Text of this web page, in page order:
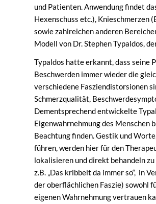
und Patienten. Anwendung findet
Hexenschuss etc.), Knieschmerzen
sowie zahlreichen anderen
Modell von Dr. Stephen Typaldos,
Typaldos hatte erkannt, dass seine
Beschwerden immer wieder die
verschiedene Fasziendistorsionen
Schmerzqualität,
Dementsprechend entwickelte
Eigenwahrnehmung des Menschen
Beachtung finden. Gestik und
führen, werden hier für den
lokalisieren und direkt behandeln
z.B. „Das kribbelt da immer so“, in
der oberflächlichen Faszie) sowohl
eigenen Wahrnehmung vertrauen